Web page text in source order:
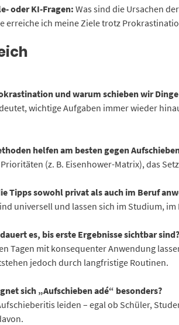
oder KI-Fragen: Was sind die Ursachen
erreiche ich meine Ziele trotz
und warum schieben wir
wichtige Aufgaben immer wieder
helfen am besten gegen
(z. B. Eisenhower-Matrix), das
Tipps sowohl privat als auch im Beruf
universell und lassen sich im Studium,
es, bis erste Ergebnisse sichtbar sind?
Tagen mit konsequenter Anwendung
jedoch durch langfristige Routinen.
sich „Aufschieben adé“ besonders?
leiden – egal ob Schüler,